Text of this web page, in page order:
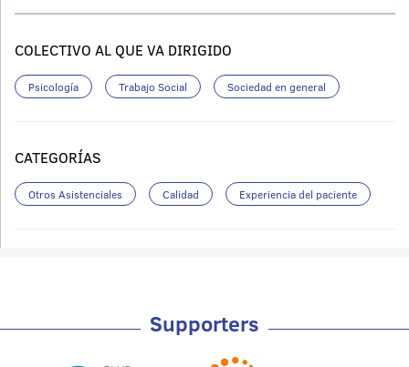
COLECTIVO AL QUE VA DIRIGIDO
Psicología Trabajo Social Sociedad en general
CATEGORÍAS
Otros Asistenciales Calidad Experiencia del paciente
Supporters